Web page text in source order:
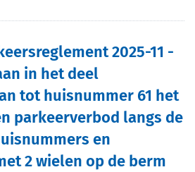
2025-11 -
in het deel
tot huisnummer 61 het
parkeerverbod langs de
en
2 wielen op de berm